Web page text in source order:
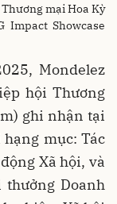
mại Hoa Kỳ
Impact Showcase
Mondelez
hội Thương
ghi nhận tại
hạng mục: Tác
Xã hội, và
Doanh